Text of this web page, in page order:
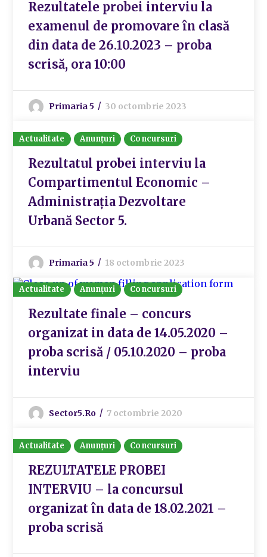
Rezultatele probei interviu la
examenul de promovare în clasă
din data de 26.10.2023 – proba
scrisă, ora 10:00
Primaria 5 30 octombrie 2023
Actualitate Anunțuri Concursuri
Rezultatul probei interviu la
Compartimentul Economic –
Administrația Dezvoltare
Urbană Sector 5.
Primaria 5 18 octombrie 2023
Actualitate Anunțuri Concursuri
Rezultate finale – concurs
organizat in data de 14.05.2020 –
proba scrisă / 05.10.2020 – proba
interviu
Sector5.ro 7 octombrie 2020
Actualitate Anunțuri Concursuri
REZULTATELE PROBEI
INTERVIU – la concursul
organizat în data de 18.02.2021 –
proba scrisă